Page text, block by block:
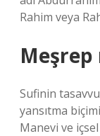
Rahim veya
Meşrep
Sufinin
yansıtma
Manevi ve içsel